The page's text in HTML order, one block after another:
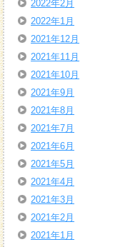
2022年2月
2022年1月
2021年12月
2021年11月
2021年10月
2021年9月
2021年8月
2021年7月
2021年6月
2021年5月
2021年4月
2021年3月
2021年2月
2021年1月